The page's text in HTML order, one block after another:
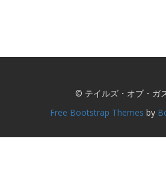
© テイルズ・オブ・ガ
Free Bootstrap Themes by